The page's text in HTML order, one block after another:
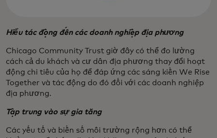
Hiểu tác động đến các doanh nghiệp địa phương
Chicago Community Trust giờ đây có thể đo lường
cách cả du khách và cư dân địa phương thay đổi hoạt
động chi tiêu của họ để đáp ứng các sáng kiến We Rise
Together và tác động do đó đối với các doanh nghiệp
địa phương.
Tập trung vào sự gia tăng
Các yếu tố và biến số môi trường rộng hơn có thể